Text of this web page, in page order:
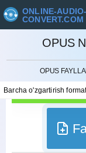
ONLINE-AUDIO-
CONVERT.COM
OPUS
OPUS
Barcha o'zgartirish